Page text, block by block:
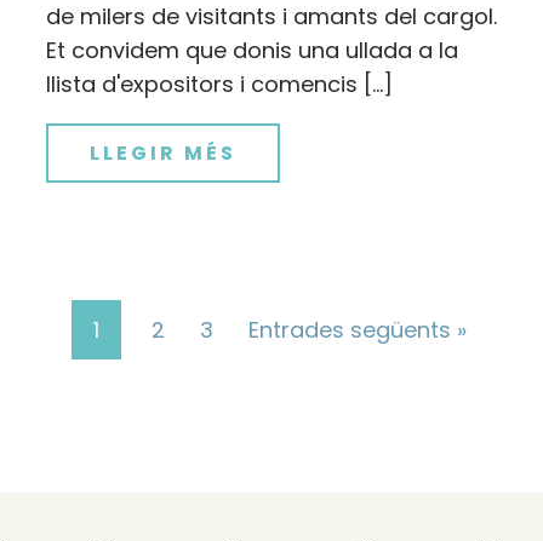
de milers de visitants i amants del cargol.
Et convidem que donis una ullada a la
llista d'expositors i comencis […]
LLEGIR MÉS
1 2 3 Entrades següents »